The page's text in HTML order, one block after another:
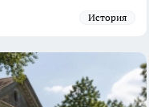
История